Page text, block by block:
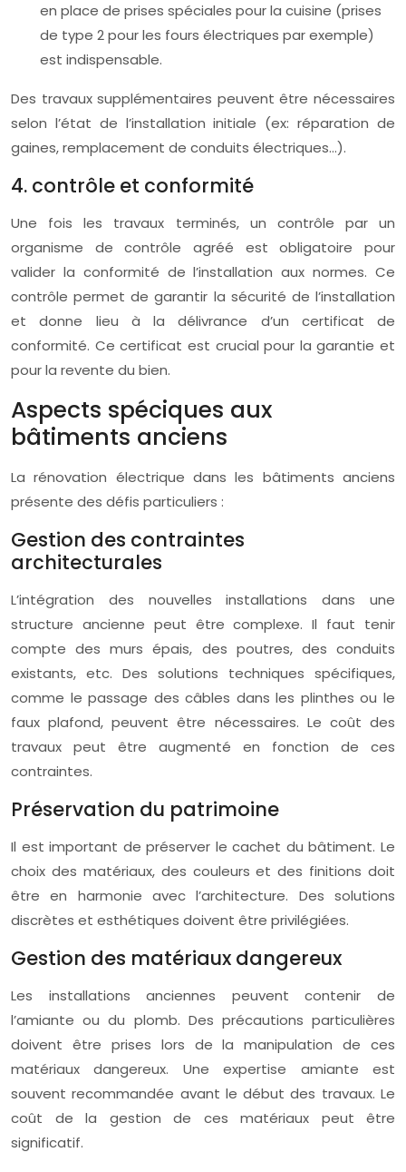
en place de prises spéciales pour la cuisine (prises
de type 2 pour les fours électriques par exemple)
est indispensable.
Des travaux supplémentaires peuvent être nécessaires
selon l’état de l’installation initiale (ex: réparation de
gaines, remplacement de conduits électriques…).
4. contrôle et conformité
Une fois les travaux terminés, un contrôle par un
organisme de contrôle agréé est obligatoire pour
valider la conformité de l’installation aux normes. Ce
contrôle permet de garantir la sécurité de l’installation
et donne lieu à la délivrance d’un certificat de
conformité. Ce certificat est crucial pour la garantie et
pour la revente du bien.
Aspects spéciques aux
bâtiments anciens
La rénovation électrique dans les bâtiments anciens
présente des défis particuliers :
Gestion des contraintes
architecturales
L’intégration des nouvelles installations dans une
structure ancienne peut être complexe. Il faut tenir
compte des murs épais, des poutres, des conduits
existants, etc. Des solutions techniques spécifiques,
comme le passage des câbles dans les plinthes ou le
faux plafond, peuvent être nécessaires. Le coût des
travaux peut être augmenté en fonction de ces
contraintes.
Préservation du patrimoine
Il est important de préserver le cachet du bâtiment. Le
choix des matériaux, des couleurs et des finitions doit
être en harmonie avec l’architecture. Des solutions
discrètes et esthétiques doivent être privilégiées.
Gestion des matériaux dangereux
Les installations anciennes peuvent contenir de
l’amiante ou du plomb. Des précautions particulières
doivent être prises lors de la manipulation de ces
matériaux dangereux. Une expertise amiante est
souvent recommandée avant le début des travaux. Le
coût de la gestion de ces matériaux peut être
significatif.